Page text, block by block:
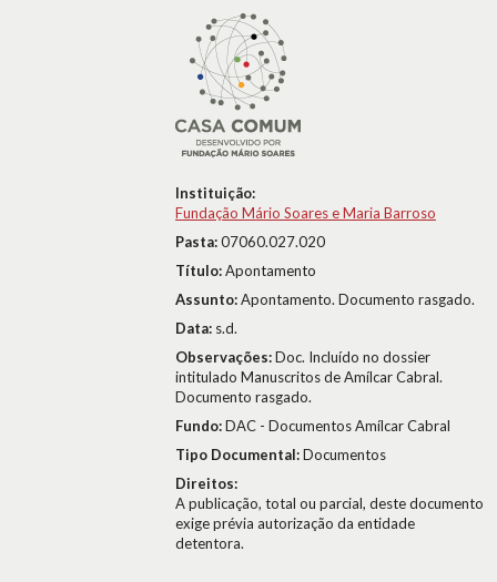
Instituição:
Fundação Mário Soares e Maria Barroso
Pasta:07060.027.020
Título:Apontamento
Assunto:Apontamento. Documento rasgado.
Data: s.d.
Observações:Doc. Incluído no dossier
intitulado Manuscritos de Amílcar Cabral.
Documento rasgado.
Fundo:DAC - Documentos Amílcar Cabral
Tipo Documental:Documentos
Direitos:
A publicação, total ou parcial, deste documento
exige prévia autorização da entidade
detentora.